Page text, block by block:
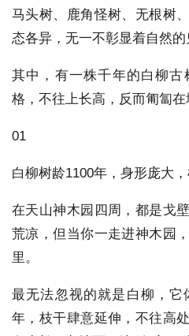
马头树、鹿角怪树、无根树
态各异，无一不彰显着自然的
其中，有一株千年的白柳
格，不往上长高，反而匍匐在
01
白柳树龄1100年，身形庞大
在天山神木园四周，都是戈
荒凉，但当你一走进神木园
里。
最无法忽视的就是白柳，它
年，枝干肆意延伸，不往高